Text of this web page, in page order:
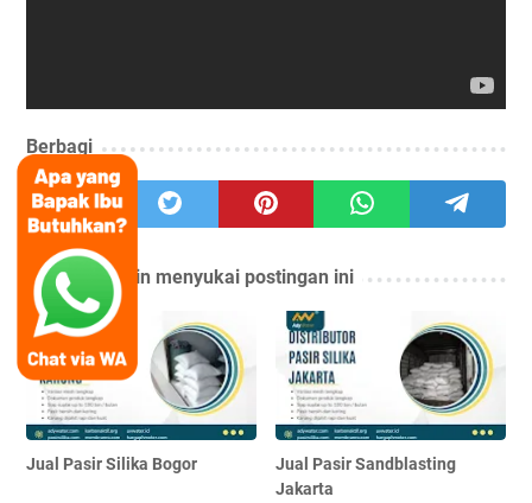
Berbagi
Anda mungkin menyukai postingan ini
Jual Pasir Silika Bogor
Jual Pasir Sandblasting
Jakarta